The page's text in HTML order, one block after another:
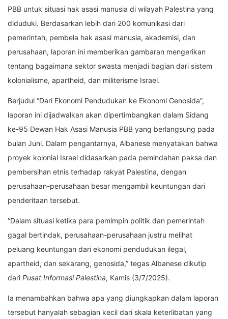
PBB untuk situasi hak asasi manusia di wilayah Palestina yang
diduduki. Berdasarkan lebih dari 200 komunikasi dari
pemerintah, pembela hak asasi manusia, akademisi, dan
perusahaan, laporan ini memberikan gambaran mengerikan
tentang bagaimana sektor swasta menjadi bagian dari sistem
kolonialisme, apartheid, dan militerisme Israel.
Berjudul “Dari Ekonomi Pendudukan ke Ekonomi Genosida”,
laporan ini dijadwalkan akan dipertimbangkan dalam Sidang
ke-95 Dewan Hak Asasi Manusia PBB yang berlangsung pada
bulan Juni. Dalam pengantarnya, Albanese menyatakan bahwa
proyek kolonial Israel didasarkan pada pemindahan paksa dan
pembersihan etnis terhadap rakyat Palestina, dengan
perusahaan-perusahaan besar mengambil keuntungan dari
penderitaan tersebut.
“Dalam situasi ketika para pemimpin politik dan pemerintah
gagal bertindak, perusahaan-perusahaan justru melihat
peluang keuntungan dari ekonomi pendudukan ilegal,
apartheid, dan sekarang, genosida,” tegas Albanese dikutip
dari Pusat Informasi Palestina, Kamis (3/7/2025).
Ia menambahkan bahwa apa yang diungkapkan dalam laporan
tersebut hanyalah sebagian kecil dari skala keterlibatan yang